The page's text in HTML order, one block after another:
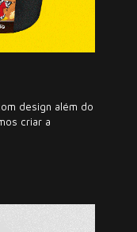
design além do
criar a